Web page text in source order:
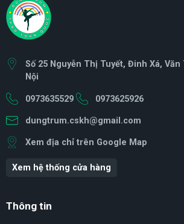
Số 25 Nguyễn Thị Tuyết, Đinh Xá,
Nội
0973635529 0973625926
dungtrum.cskh@gmail.com
Xem địa chỉ trên Google Map
Xem hệ thống cửa hàng
Thông tin